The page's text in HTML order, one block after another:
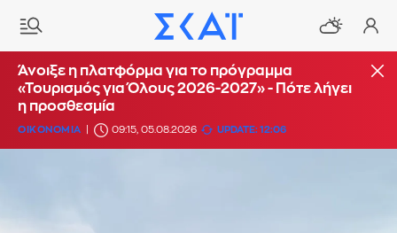
Άνοιξε η πλατφόρμα για το πρόγραμμα
«Τουρισμός για Όλους 2026-2027» - Πότε λήγει
η προσθεσμία
ΟΙΚΟΝΟΜΙΑ 09:15, 05.08.2026 UPDATE: 12:06